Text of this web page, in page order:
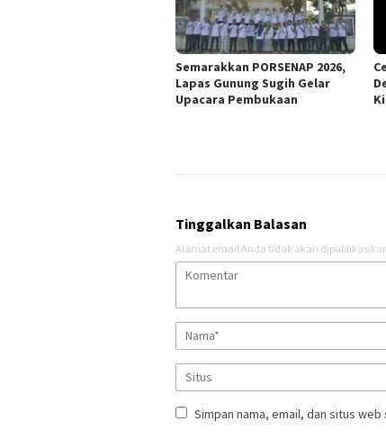
Semarakkan PORSENAP 2026,
Lapas Gunung Sugih Gelar
Upacara Pembukaan
Tinggalkan Balasan
Alamat email Anda tidak akan
Simpan nama, email, dan situs